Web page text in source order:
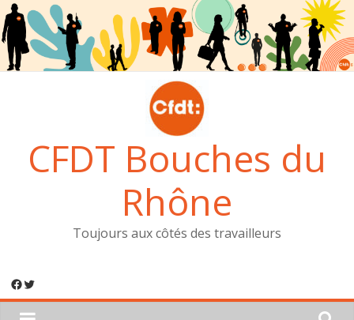
Passer
au
contenu
CFDT Bouches du
Rhône
Toujours aux côtés des travailleurs
Facebook
Twitter